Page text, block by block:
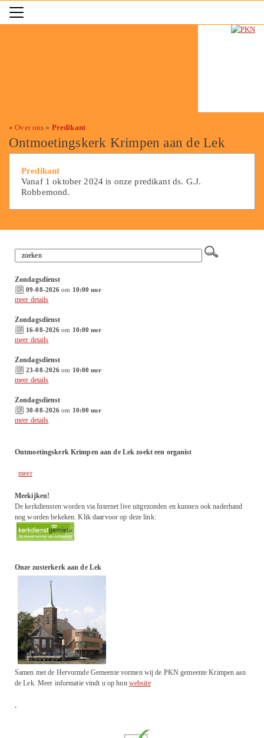
»Over ons » Predikant
Ontmoetingskerk Krimpen aan de Lek
Predikant
Vanaf 1 oktober 2024 is onze predikant ds. G.J.
Robbemond.
Zondagsdienst
09-08-2026 om 10:00 uur
meer details
Zondagsdienst
16-08-2026 om 10:00 uur
meer details
Zondagsdienst
23-08-2026 om 10:00 uur
meer details
Zondagsdienst
30-08-2026 om 10:00 uur
meer details
Ontmoetingskerk Krimpen aan de Lek zoekt een organist
meer
Meekijken!
De kerkdiensten worden via Internet live uitgezonden en kunnen ook naderhand
nog worden bekeken. Klik daarvoor op deze link:
Onze zusterkerk aan de Lek
Samen met de Hervormde Gemeente vormen wij de PKN gemeente Krimpen aan
de Lek. Meer informatie vindt u op hun website
.